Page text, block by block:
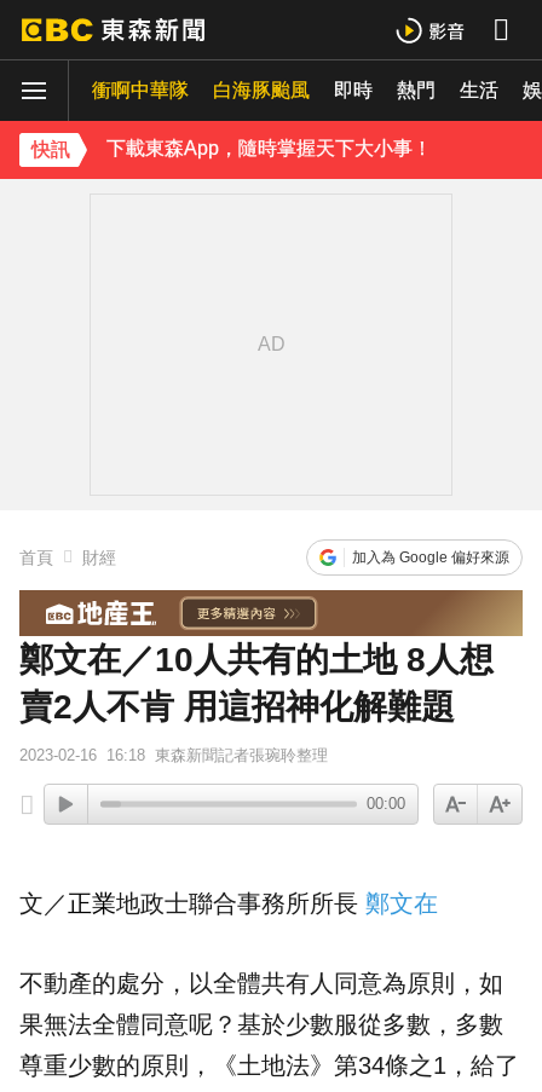
衝啊中華隊 白海豚颱風 即時 熱門 生活
快訊
曾號召反女權集會！36歲網紅陳屍住處 死因待查
下載東森App，隨時掌握天下大小事！
首頁 財經 加入為 Google 偏好來源
鄭文在／10人共有的土地 8人想
賣2人不肯 用這招神化解難題
2023-02-16 16:18 東森新聞記者張琬聆整理
00:00
文／正業地政士聯合事務所所長 鄭文在
不動產的處分，以全體共有人 同意為原則，如
果無法全體同意呢？基於少數服從多數，多數
尊重少數的原則，《土地法》第34條之1，給了